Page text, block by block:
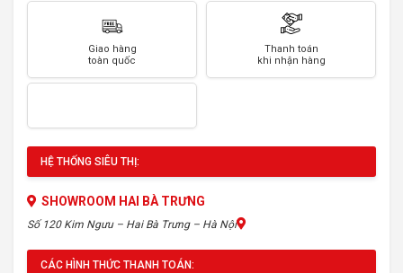
Giao hàng
toàn quốc
Thanh toán
khi nhận hàng
HỆ THỐNG SIÊU THỊ:
SHOWROOM HAI BÀ TRƯNG
Số 120 Kim Ngưu – Hai Bà Trưng – Hà Nội
CÁC HÌNH THỨC THANH TOÁN: